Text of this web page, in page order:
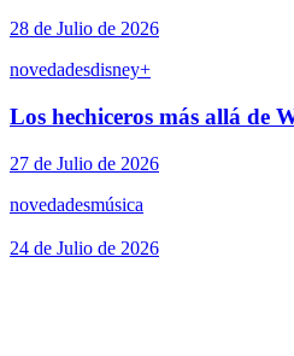
28 de Julio de 2026
novedadesdisney+
Los hechiceros más allá de
27 de Julio de 2026
novedadesmúsica
24 de Julio de 2026